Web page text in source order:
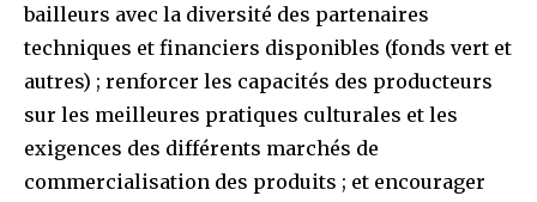
bailleurs avec la diversité des partenaires
techniques et financiers disponibles (fonds vert et
autres) ; renforcer les capacités des producteurs
sur les meilleures pratiques culturales et les
exigences des différents marchés de
commercialisation des produits ; et encourager